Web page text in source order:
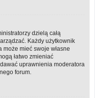
dzielą całą
Każdy użytkownik
mieć swoje własne
łatwo zmieniać
uprawnienia moderatora
forum.